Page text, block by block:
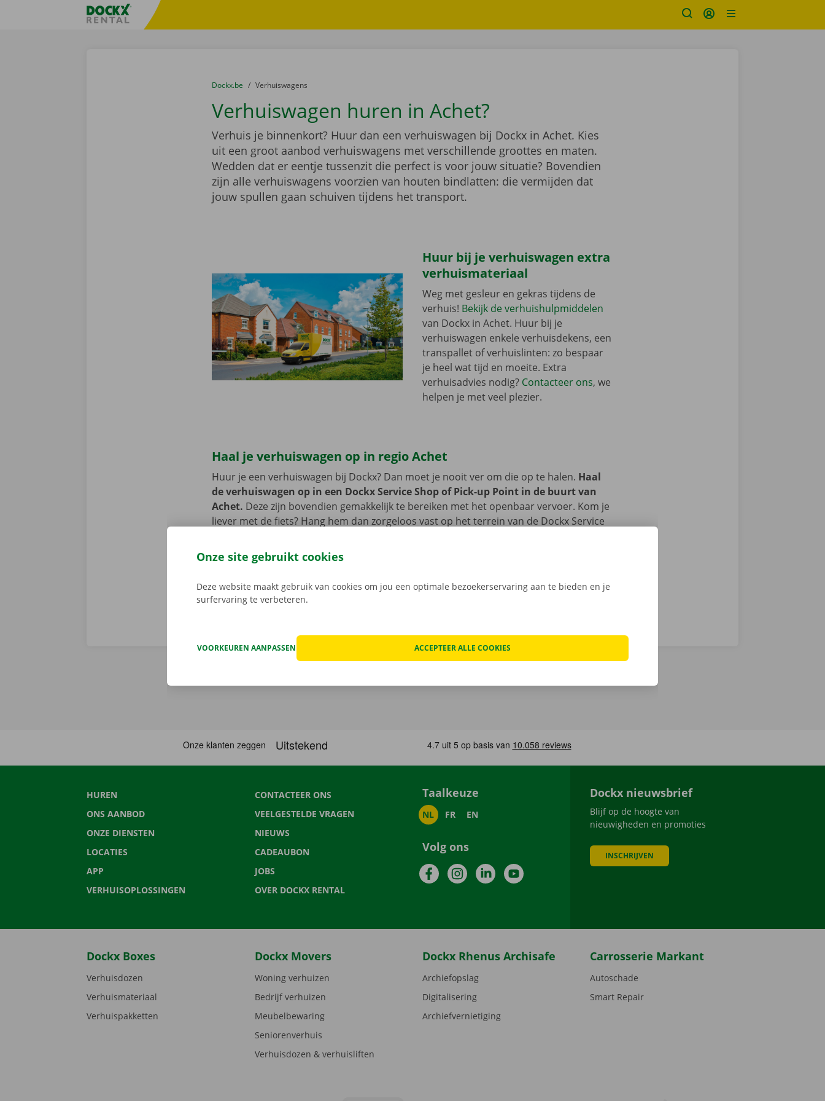
Taalselectie overslaanFratello DEMO
U bevindt zich hier:
van
Dockx.be naar
Verhuiswagens
Verhuiswagen huren in Achet?
Verhuis je binnenkort? Huur dan een verhuiswagen bij Dockx in Achet. Kies
uit een groot aanbod verhuiswagens met verschillende groottes en maten.
Wedden dat er eentje tussenzit die perfect is voor jouw situatie? Bovendien
zijn alle verhuiswagens voorzien van houten bindlatten: die vermijden dat
jouw spullen gaan schuiven tijdens het transport.
Huur bij je verhuiswagen extra
verhuismateriaal
Weg met gesleur en gekras tijdens de
verhuis! Bekijk de verhuishulpmiddelen
van Dockx in Achet. Huur bij je
verhuiswagen enkele verhuisdekens, een
transpallet of verhuislinten: zo bespaar
je heel wat tijd en moeite. Extra
verhuisadvies nodig?Contacteer ons, we
helpen je met veel plezier.
Haal je verhuiswagen op in regio Achet
Huur je een verhuiswagen bij Dockx? Dan moet je nooit ver om die op te halen. Haal
de verhuiswagen op in een Dockx Service Shop of Pick-up Point in de buurt van
Achet. Deze zijn bovendien gemakkelijk te bereiken met het openbaar vervoer. Kom je
liever met de fiets? Hang hem dan zorgeloos vast op het terrein van de Dockx Service
Zo vertrek je na je de verhuiswagen terugbrengt al fluitend naar je - nieuwe - thuis.
HUREN
ONS AANBOD
ONZE DIENSTEN
LOCATIES
APP
VERHUISOPLOSSINGEN
CONTACTEER ONS
VEELGESTELDE VRAGEN
NIEUWS
CADEAUBON
JOBS
OVER DOCKX RENTAL
Taalkeuze
NL FR EN
Volg ons
FacebookInstagramLinkedInYouTube
Dockx nieuwsbrief
Blijf op de hoogte van
nieuwigheden en promoties
INSCHRIJVEN
Dockx Boxes
Verhuisdozen
Verhuismateriaal
Verhuispakketten
Dockx Movers
Woning verhuizen
Bedrijf verhuizen
Meubelbewaring
Seniorenverhuis
Verhuisdozen & verhuisliften
Dockx Rhenus Archisafe
Archiefopslag
Digitalisering
Archiefvernietiging
Carrosserie Markant
Autoschade
Smart Repair
Onze site gebruikt cookies
Deze website maakt gebruik van cookies om jou een optimale bezoekerservaring aan te bieden en je
surfervaring te verbeteren.
VOORKEUREN AANPASSEN ACCEPTEER ALLE COOKIES